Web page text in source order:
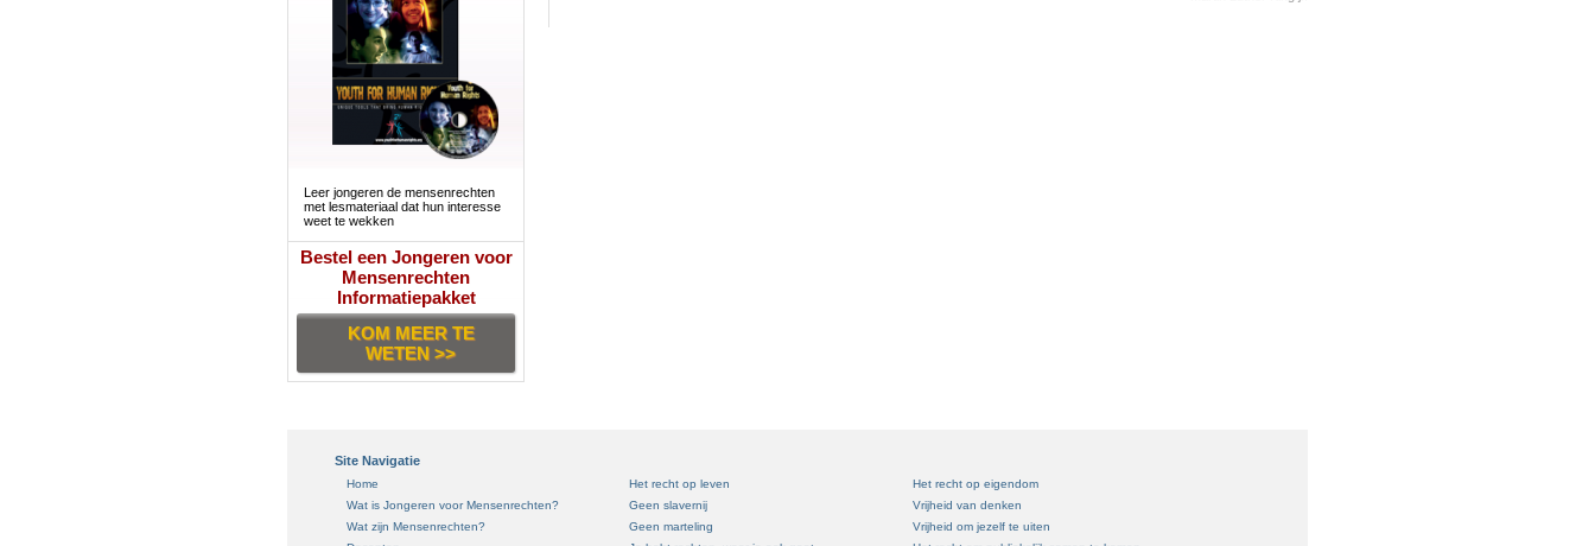
Leer jongeren de mensenrechten
met lesmateriaal dat hun interesse
weet te wekken
Bestel een Jongeren voor
Mensenrechten
Informatiepakket
KOM MEER TE
WETEN >>
Site Navigatie
Home
Wat is Jongeren voor Mensenrechten?
Wat zijn Mensenrechten?
Het recht op leven
Geen slavernij
Geen marteling
Het recht op eigendom
Vrijheid van denken
Vrijheid om jezelf te uiten